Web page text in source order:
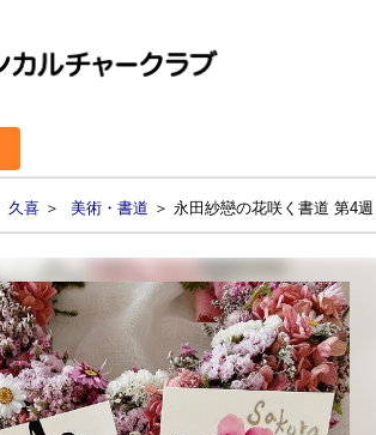
久喜 ＞ 美術・書道 ＞ 永田紗戀の花咲く書道 第4週